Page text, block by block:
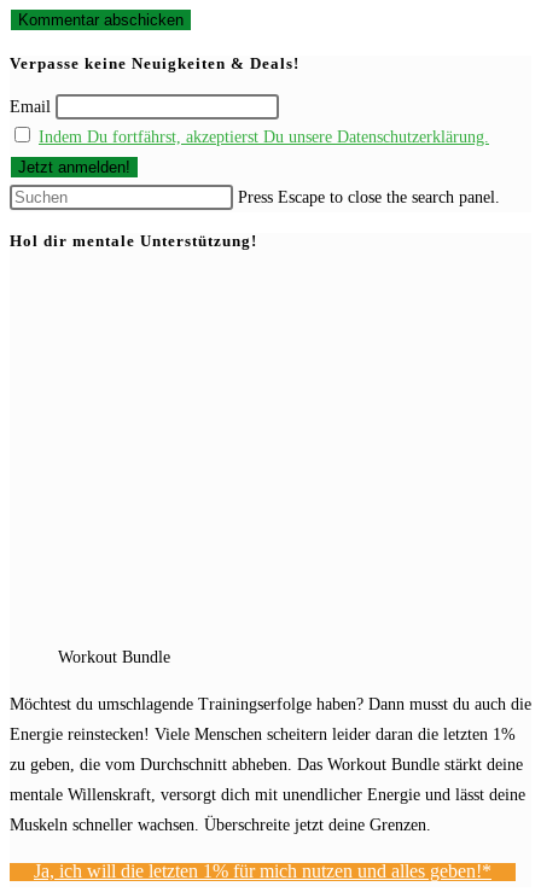
Verpasse keine Neuigkeiten & Deals!
Email
Indem Du fortfährst, akzeptierst Du unsere Datenschutzerklärung.
Press Escape to close the search panel.
Hol dir mentale Unterstützung!
Workout Bundle
Möchtest du umschlagende Trainingserfolge haben? Dann musst du auch die
Energie reinstecken! Viele Menschen scheitern leider daran die letzten 1%
zu geben, die vom Durchschnitt abheben. Das Workout Bundle stärkt deine
mentale Willenskraft, versorgt dich mit unendlicher Energie und lässt deine
Muskeln schneller wachsen. Überschreite jetzt deine Grenzen.
Ja, ich will die letzten 1% für mich nutzen und alles geben!*